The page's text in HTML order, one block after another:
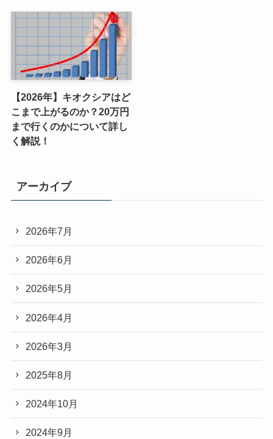
【2026年】キオクシアはど
こまで上がるのか？20万円
まで行くのかについて詳し
く解説！
アーカイブ
2026年7月
2026年6月
2026年5月
2026年4月
2026年3月
2025年8月
2024年10月
2024年9月